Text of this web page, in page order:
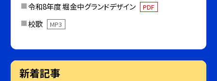
令和8年度 堀金中グランドデザイン PDF
校歌 MP3
新着記事